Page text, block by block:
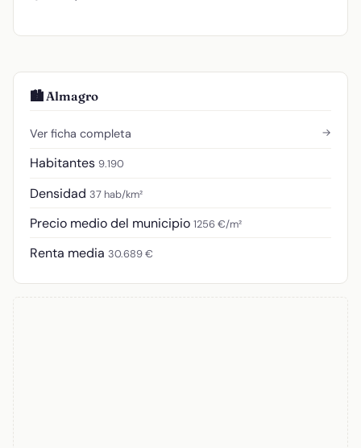
🏙️ Almagro
Ver ficha completa →
Habitantes 9.190
Densidad 37 hab/km²
Precio medio del municipio 1256 €/m²
Renta media 30.689 €